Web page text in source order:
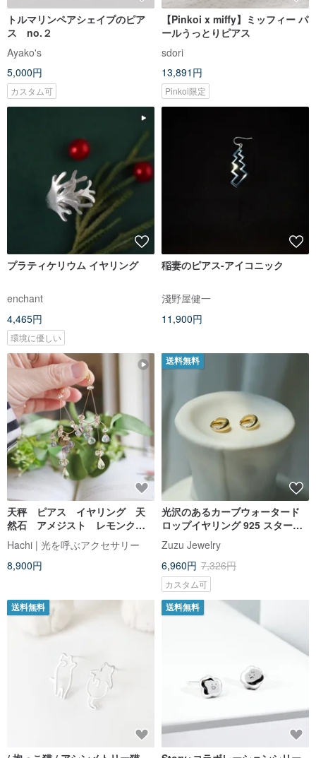
トルマリンペアシェイプのピア
ス no.２
Ayako's
5,000円
カスタム可
【Pinkoi x miffy】ミッフィー パ
ールうっとりピアス
sdori
13,891円
Pinkoi限定
プラティケリウム イヤリング
enchant
4,465円
環境に優しい
稲妻のピアス-アイコニック
淺野屋健一
11,900円
天秤 ピアス イヤリング 天
然石 アメジスト レモンクォ
ーツ ミスティックトパーズ
チェコガラス 透明感
Hachi | 光を呼ぶアクセサリー
8,900円
送料無料
光沢のあるカーブウォータード
ロップイヤリング 925 スターリ
ングシルバー 18kゴールドメッ
キ サークル イージースナップイ
ヤリング
Zuzu Jewelry
6,960円 7,326円
カスタム可
送料無料 送料無料